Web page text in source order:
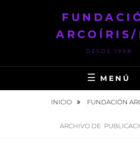
ARCOÍRIS/
DESDE 1998
MENÚ
INICIO FUNDACIÓN
ARCHIVO DE